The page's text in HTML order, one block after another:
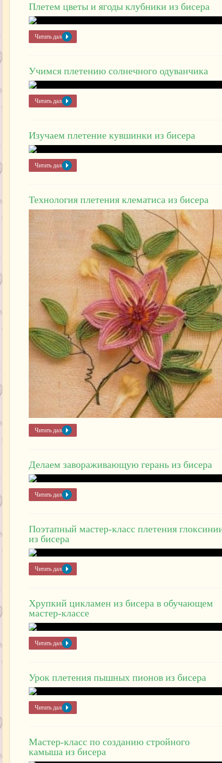
Плетем цветы и ягоды клубники из бисера
Читать далее »
Учимся плетению солнечного одуванчика
Читать далее »
Изучаем плетение кувшинки из бисера
Читать далее »
Технология плетения клематиса из бисера
Читать далее »
Делаем завораживающую герань из бисера
Читать далее »
Поэтапный мастер-класс плетения
из бисера
Читать далее »
Хрупкий цикламен из бисера в обучающем
мастер-классе
Читать далее »
Урок плетения пышных пионов из бисера
Читать далее »
Мастер-класс по созданию стройного
камыша из бисера